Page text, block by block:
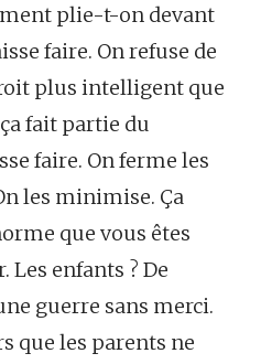
plie-t-on devant
faire. On refuse de
plus intelligent que
fait partie du
faire. On ferme les
les minimise. Ça
que vous êtes
enfants ? De
guerre sans merci.
que les parents ne